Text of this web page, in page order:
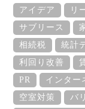
アイデア リ
サブリース
相続税
統計
利回り改善
PR
インター
空室対策
バ